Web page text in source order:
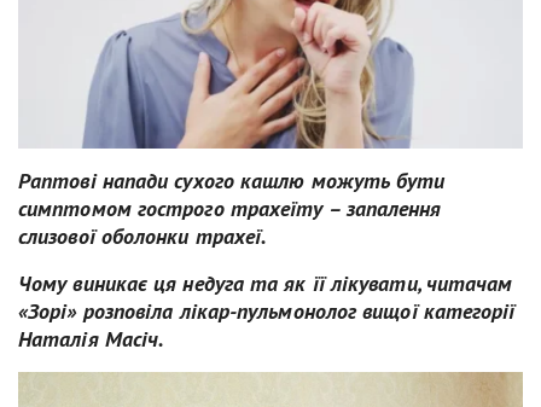
Раптові напади сухого кашлю можуть бути
симптомом гострого трахеїту – запалення
слизової оболонки трахеї.
Чому виникає ця недуга та як її лікувати, читачам
«Зорі» розповіла лікар-пульмонолог вищої категорії
Наталія Масіч.